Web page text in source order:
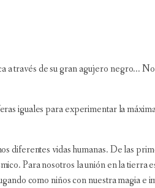
través de su gran agujero negro...
iguales para experimentar la
diferentes vidas humanas. De las
Para nosotros la unión en la tierra
como niños con nuestra magia e